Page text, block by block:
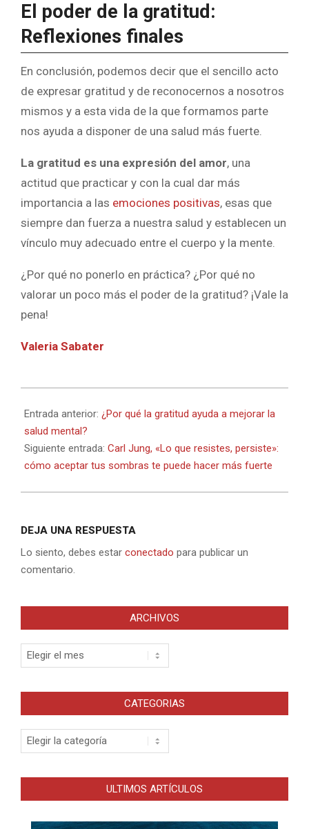
El poder de la gratitud:
Reflexiones finales
En conclusión, podemos decir que el sencillo acto
de expresar gratitud y de reconocernos a nosotros
mismos y a esta vida de la que formamos parte
nos ayuda a disponer de una salud más fuerte.
La gratitud es una expresión del amor, una
actitud que practicar y con la cual dar más
importancia a las emociones positivas, esas que
siempre dan fuerza a nuestra salud y establecen un
vínculo muy adecuado entre el cuerpo y la mente.
¿Por qué no ponerlo en práctica? ¿Por qué no
valorar un poco más el poder de la gratitud? ¡Vale la
pena!
Valeria Sabater
01-
09
Entrada anterior: ¿Por qué la gratitud ayuda a mejorar la
salud mental?
Siguiente entrada: Carl Jung, «Lo que resistes, persiste»:
cómo aceptar tus sombras te puede hacer más fuerte
DEJA UNA RESPUESTA
Lo siento, debes estar conectado para publicar un
comentario.
ARCHIVOS
Archivos
CATEGORIAS
Categorias
ULTIMOS ARTÍCULOS